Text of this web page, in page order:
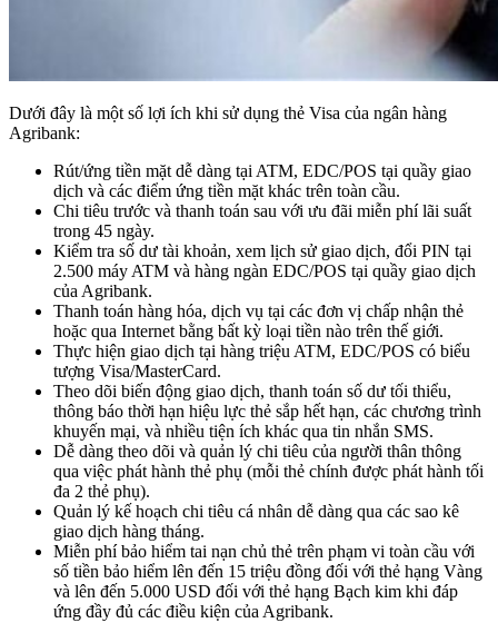
Dưới đây là một số lợi ích khi sử dụng thẻ Visa của ngân hàng
Agribank:
Rút/ứng tiền mặt dễ dàng tại ATM, EDC/POS tại quầy giao
dịch và các điểm ứng tiền mặt khác trên toàn cầu.
Chi tiêu trước và thanh toán sau với ưu đãi miễn phí lãi suất
trong 45 ngày.
Kiểm tra số dư tài khoản, xem lịch sử giao dịch, đổi PIN tại
2.500 máy ATM và hàng ngàn EDC/POS tại quầy giao dịch
của Agribank.
Thanh toán hàng hóa, dịch vụ tại các đơn vị chấp nhận thẻ
hoặc qua Internet bằng bất kỳ loại tiền nào trên thế giới.
Thực hiện giao dịch tại hàng triệu ATM, EDC/POS có biểu
tượng Visa/MasterCard.
Theo dõi biến động giao dịch, thanh toán số dư tối thiểu,
thông báo thời hạn hiệu lực thẻ sắp hết hạn, các chương trình
khuyến mại, và nhiều tiện ích khác qua tin nhắn SMS.
Dễ dàng theo dõi và quản lý chi tiêu của người thân thông
qua việc phát hành thẻ phụ (mỗi thẻ chính được phát hành tối
đa 2 thẻ phụ).
Quản lý kế hoạch chi tiêu cá nhân dễ dàng qua các sao kê
giao dịch hàng tháng.
Miễn phí bảo hiểm tai nạn chủ thẻ trên phạm vi toàn cầu với
số tiền bảo hiểm lên đến 15 triệu đồng đối với thẻ hạng Vàng
và lên đến 5.000 USD đối với thẻ hạng Bạch kim khi đáp
ứng đầy đủ các điều kiện của Agribank.